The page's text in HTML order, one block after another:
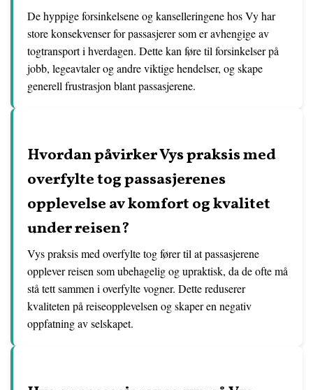
De hyppige forsinkelsene og kanselleringene hos Vy har
store konsekvenser for passasjerer som er avhengige av
togtransport i hverdagen. Dette kan føre til forsinkelser på
jobb, legeavtaler og andre viktige hendelser, og skape
generell frustrasjon blant passasjerene.
Hvordan påvirker Vys praksis med
overfylte tog passasjerenes
opplevelse av komfort og kvalitet
under reisen?
Vys praksis med overfylte tog fører til at passasjerene
opplever reisen som ubehagelig og upraktisk, da de ofte må
stå tett sammen i overfylte vogner. Dette reduserer
kvaliteten på reiseopplevelsen og skaper en negativ
oppfatning av selskapet.